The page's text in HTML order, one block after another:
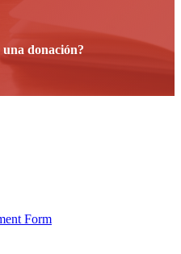
donación?
Form